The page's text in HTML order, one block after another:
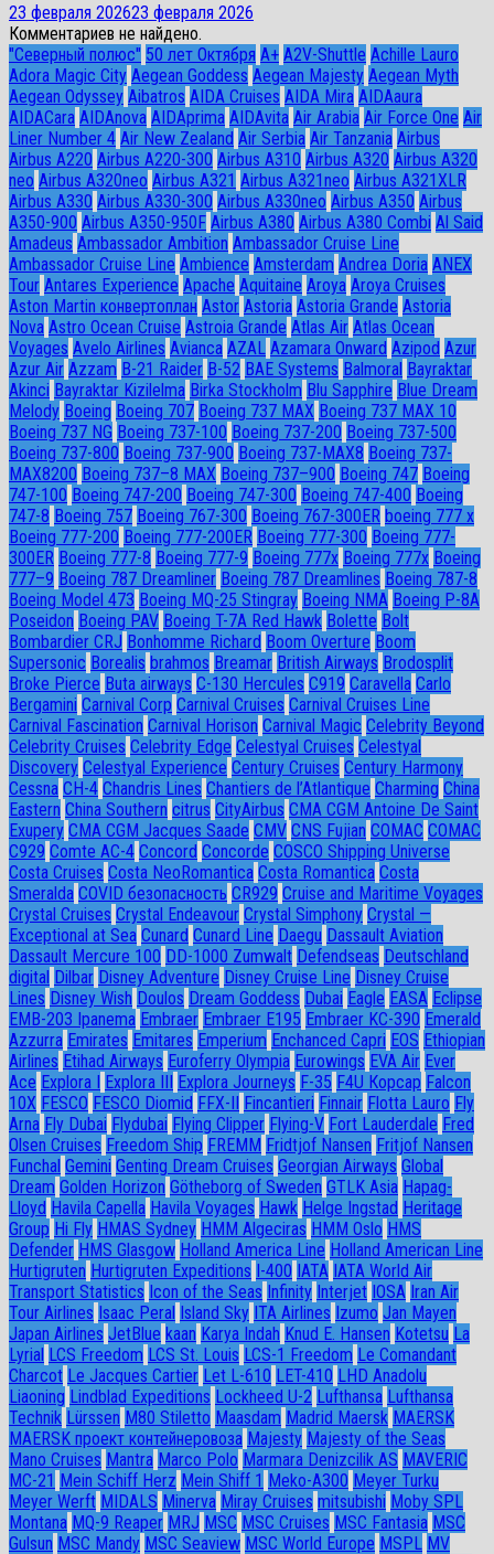
23 февраля 202623 февраля 2026
Комментариев не найдено.
"Северный полюс" 50 лет Октября A+ A2V-Shuttle Achille Lauro
Adora Magic City Aegean Goddess Aegean Majesty Aegean Myth
Aegean Odyssey Aibatros AIDA Cruises AIDA Mira AIDAaura
AIDACara AIDAnova AIDAprima AIDAvita Air Arabia Air Force One Air
Liner Number 4 Air New Zealand Air Serbia Air Tanzania Airbus
Airbus A220 Airbus A220-300 Airbus A310 Airbus A320 Airbus A320
neo Airbus A320neo Airbus A321 Airbus A321neo Airbus A321XLR
Airbus A330 Airbus A330-300 Airbus A330neo Airbus A350 Airbus
A350-900 Airbus A350-950F Airbus A380 Airbus A380 Combi Al Said
Amadeus Ambassador Ambition Ambassador Cruise Line
Ambassador Сruise Line Ambience Amsterdam Andrea Doria ANEX
Tour Antares Experience Apache Aquitaine Aroya Aroya Cruises
Aston Martin конвертоплан Astor Astoria Astoria Grande Astoria
Nova Astro Ocean Cruise Astroia Grande Atlas Air Atlas Ocean
Voyages Avelo Airlines Avianca AZAL Azamara Onward Azipod Azur
Azur Air Azzam B-21 Raider B-52 BAE Systems Balmoral Bayraktar
Akinci Bayraktar Kizilelma Birka Stockholm Blu Sapphire Blue Dream
Melody Boeing Boeing 707 Boeing 737 MAX Boeing 737 MAX 10
Boeing 737 NG Boeing 737-100 Boeing 737-200 Boeing 737-500
Boeing 737-800 Boeing 737-900 Boeing 737-MAX8 Boeing 737-
MAX8200 Boeing 737–8 MAX Boeing 737–900 Boeing 747 Boeing
747-100 Boeing 747-200 Boeing 747-300 Boeing 747-400 Boeing
747-8 Boeing 757 Boeing 767-300 Boeing 767-300ER boeing 777 x
Boeing 777-200 Boeing 777-200ER Boeing 777-300 Boeing 777-
300ER Boeing 777-8 Boeing 777-9 Boeing 777x Boeing 777х Boeing
777–9 Boeing 787 Dreamliner Boeing 787 Dreamlines Boeing 787-8
Boeing Model 473 Boeing MQ-25 Stingray Boeing NMA Boeing P-8A
Poseidon Boeing PAV Boeing T-7A Red Hawk Bolette Bolt
Bombardier CRJ Bonhomme Richard Boom Overture Boom
Supersonic Borealis brahmos Breamar British Airways Brodosplit
Broke Pierce Buta airways C-130 Hercules C919 Caravella Carlo
Bergamini Carnival Corp Carnival Cruises Carnival Cruises Line
Carnival Fascination Carnival Horison Carnival Magic Celebrity Beyond
Celebrity Cruises Celebrity Edge Celestyal Cruises Celestyal
Discovery Celestyal Experience Century Cruises Century Harmony
Cessna CH-4 Chandris Lines Chantiers de l’Atlantique Charming China
Eastern China Southern citrus CityAirbus CMA CGM Antoine De Saint
Exupery CMA CGM Jacques Saade CMV CNS Fujian COMAC COMAC
C929 Comte AC-4 Concord Concorde COSCO Shipping Universe
Costa Cruises Costa NeoRomantica Costa Romantica Costa
Smeralda COVID безопасность CR929 Cruise and Maritime Voyages
Crystal Cruises Crystal Endeavour Crystal Simphony Crystal —
Exceptional at Sea Cunard Cunard Line Daegu Dassault Aviation
Dassault Mercure 100 DD-1000 Zumwalt Defendseas Deutschland
digital Dilbar Disney Adventure Disney Cruise Line Disney Cruise
Lines Disney Wish Doulos Dream Goddess Dubai Eagle EASA Eclipse
EMB-203 Ipanema Embraer Embraer E195 Embraer KC-390 Emerald
Azzurra Emirates Emitares Emperium Enchanced Capri EOS Ethiopian
Airlines Etihad Airways Euroferry Olympia Eurowings EVA Air Ever
Ace Explora I Explora III Explora Journeys F-35 F4U Корсар Falcon
10X FESCO FESCO Diomid FFX-II Fincantieri Finnair Flotta Lauro Fly
Arna Fly Dubai Flydubai Flying Clipper Flying-V Fort Lauderdale Fred
Olsen Cruises Freedom Ship FREMM Fridtjof Nansen Fritjof Nansen
Funchal Gemini Genting Dream Cruises Georgian Airways Global
Dream Golden Horizon Götheborg of Sweden GTLK Asia Hapag-
Lloyd Havila Capella Havila Voyages Hawk Helge Ingstad Heritage
Group Hi Fly HMAS Sydney HMM Algeciras HMM Oslo HMS
Defender HMS Glasgow Holland America Line Holland American Line
Hurtigruten Hurtigruten Expeditions I-400 IATA IATA World Air
Transport Statistics Icon of the Seas Infinity Interjet IOSA Iran Air
Tour Airlines Isaac Peral Island Sky ITA Airlines Izumo Jan Mayen
Japan Airlines JetBlue kaan Karya Indah Knud E. Hansen Kotetsu La
Lyrial LCS Freedom LCS St. Louis LCS-1 Freedom Le Comandant
Charcot Le Jacques Cartier Let L-610 LET-410 LHD Anadolu
Liaoning Lindblad Expeditions Lockheed U-2 Lufthansa Lufthansa
Technik Lürssen M80 Stiletto Maasdam Madrid Maersk MAERSK
MAERSK проект контейнеровоза Majesty Majesty of the Seas
Mano Cruises Mantra Marco Polo Marmara Denizcilik AS MAVERIC
MC-21 Mein Schiff Herz Mein Shiff 1 Meko-A300 Meyer Turku
Meyer Werft MIDALS Minerva Miray Cruises mitsubishi Moby SPL
Montana MQ-9 Reaper MRJ MSC MSC Cruises MSC Fantasia MSC
Gulsun MSC Mandy MSC Seaview MSC World Europe MSPL MV